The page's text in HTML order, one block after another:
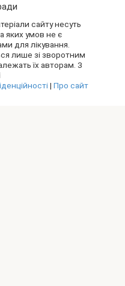
сайту несуть
яких умов не є
для лікування.
лише зі зворотним
їх авторам. З
| Про сайт